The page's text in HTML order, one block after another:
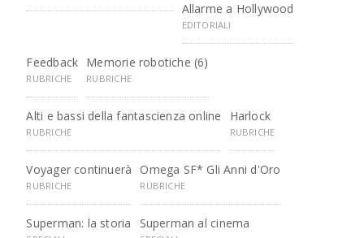
Allarme a Hollywood
EDITORIALI
Feedback
RUBRICHE
Memorie robotiche (6)
RUBRICHE
Alti e bassi della fantascienza online
RUBRICHE
Harlock
RUBRICHE
Voyager continuerà
RUBRICHE
Omega SF* Gli Anni d'Oro
RUBRICHE
Superman: la storia Superman al cinema